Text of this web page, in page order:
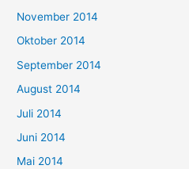
November 2014
Oktober 2014
September 2014
August 2014
Juli 2014
Juni 2014
Mai 2014